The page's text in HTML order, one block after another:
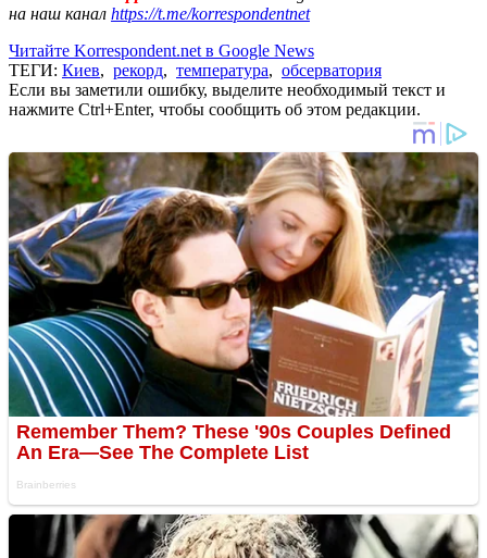
на наш канал https://t.me/korrespondentnet
Читайте Korrespondent.net в Google News
ТЕГИ: Киев, рекорд, температура, обсерватория
Если вы заметили ошибку, выделите необходимый текст и
нажмите Ctrl+Enter, чтобы сообщить об этом редакции.